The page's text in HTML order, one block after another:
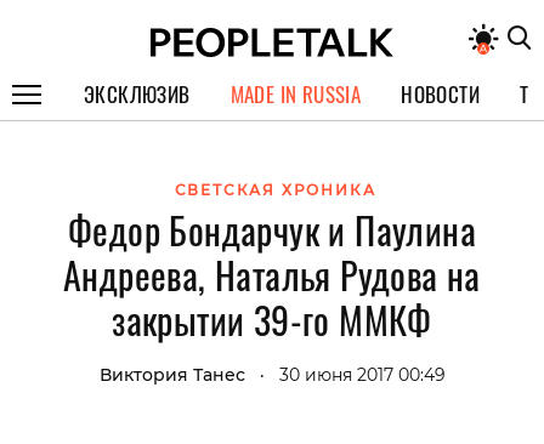
ЭКСКЛЮЗИВ
СПЕЦПРОЕКТЫ
ИНТЕРВЬЮ
ПОКОЛЕНИЕ
MADE IN RUSSIA НОВОСТИ
СВЕТСКАЯ ХРОНИКА
Федор Бондарчук и Паулина
Андреева, Наталья Рудова на
закрытии 39-го ММКФ
Виктория Танес • 30 июня 2017 00:49